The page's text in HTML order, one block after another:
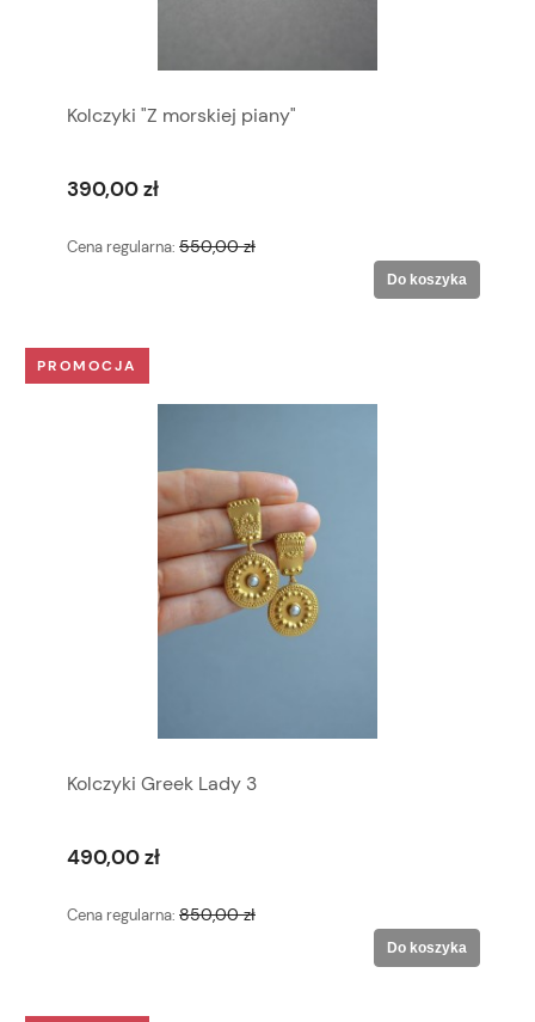
Kolczyki "Z morskiej piany"
390,00 zł
Cena regularna: 550,00 zł
Do koszyka
Kolczyki Greek Lady 3
490,00 zł
Cena regularna: 850,00 zł
Do koszyka
PROMOCJA